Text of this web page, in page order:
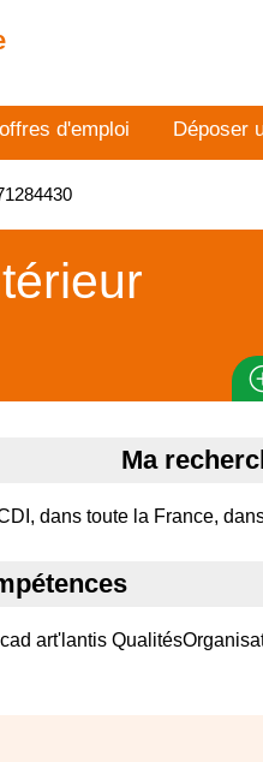
d'emploi Déposer
Ma
dans toute la France,
art'lantis